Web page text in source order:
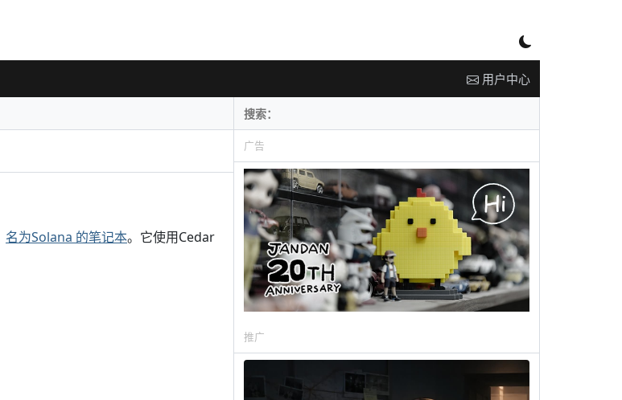
用户中心
名为Solana 的笔记本。它使用Cedar
广告
推广